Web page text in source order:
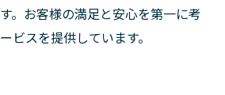
。お客様の満足と安心を第一に考
ビスを提供しています。